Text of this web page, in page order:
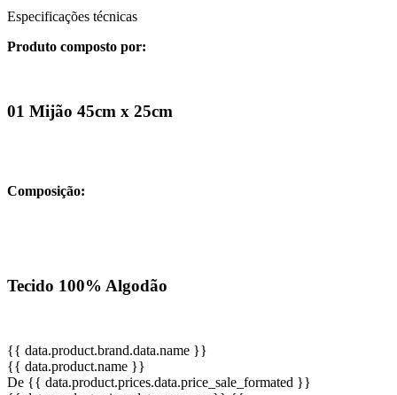
Especificações técnicas
Produto composto por:
01 Mijão 45cm x 25cm
Composição:
Tecido 100% Algodão
{{ data.product.brand.data.name }}
{{ data.product.name }}
De {{ data.product.prices.data.price_sale_formated }}